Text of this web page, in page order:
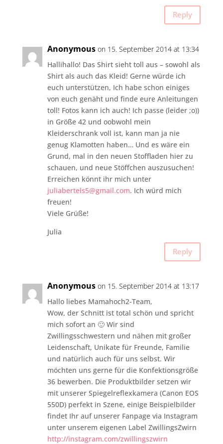
Reply
Anonymous on 15. September 2014 at 13:34
Hallihallo! Das Shirt sieht toll aus – sowohl als
Shirt als auch das Kleid! Gerne würde ich
euch unterstützen, Ich habe schon einiges
von euch genäht und finde eure Anleitungen
toll! Fotos kann ich auch! Ich passe (leider ;o))
in Größe 42 und oobwohl mein
Kleiderschrank voll ist, kann man ja nie
genug Klamotten haben… Und es wäre ein
Grund, mal in den neuen Stoffladen hier zu
schauen, und neue Stöffchen auszusuchen!
Erreichen könnt ihr mich unter
juliabertels5@gmail.com. Ich würd mich
freuen!
Viele Grüße!
Julia
Reply
Anonymous on 15. September 2014 at 13:17
Hallo liebes Mamahoch2-Team,
Wow, der Schnitt ist total schön und spricht
mich sofort an 🙂 Wir sind
Zwillingsschwestern und nähen mit großer
Leidenschaft, Unikate für Freunde, Familie
und natürlich auch für uns selbst. Wir
möchten uns gerne für die Konfektionsgröße
36 bewerben. Die Produktbilder setzen wir
mit unserer Spiegelreflexkamera (Canon EOS
550D) perfekt in Szene, einige Beispielbilder
findet Ihr auf unserer Fanpage via Instagram
unter unserem eigenen Label ZwillingsZwirn
http://instagram.com/zwillingszwirn